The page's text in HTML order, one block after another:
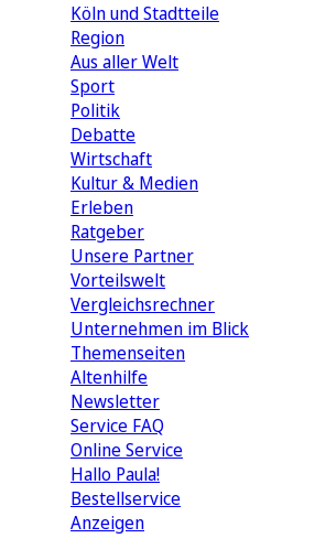
Köln und Stadtteile
Region
Aus aller Welt
Sport
Politik
Debatte
Wirtschaft
Kultur & Medien
Erleben
Ratgeber
Unsere Partner
Vorteilswelt
Vergleichsrechner
Unternehmen im Blick
Themenseiten
Altenhilfe
Newsletter
Service FAQ
Online Service
Hallo Paula!
Bestellservice
Anzeigen